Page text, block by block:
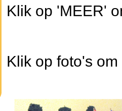
Klik op 'MEER'
Klik op foto's